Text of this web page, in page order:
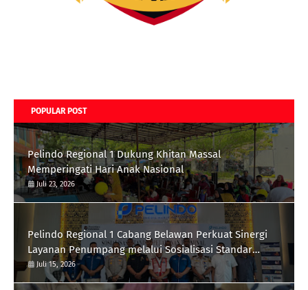
POPULAR POST
Pelindo Regional 1 Dukung Khitan Massal
Memperingati Hari Anak Nasional
Juli 23, 2026
Pelindo Regional 1 Cabang Belawan Perkuat Sinergi
Layanan Penumpang melalui Sosialisasi Standar
Pelayanan
Juli 15, 2026